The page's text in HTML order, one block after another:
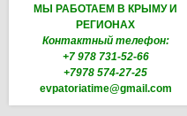
МЫ РАБОТАЕМ В КРЫМУ И
РЕГИОНАХ
Контактный телефон:
+7 978 731-52-66
+7978 574-27-25
evpatoriatime@gmail.com